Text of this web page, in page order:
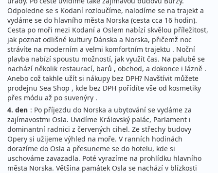
Odpoledne se s Kodaní rozloučíme, nalodíme se na trajekt a
vydáme se do hlavního města Norska (cesta cca 16 hodin).
Cesta po moři mezi Kodaní a Oslem nabízí skvělou příležitost,
jak poznat odlišné kultury Dánska a Norska, přičemž noc
strávíte na moderním a velmi komfortním trajektu . Noční
plavba nabízí spoustu možností, jak využít čas. Na palubě se
nachází několik restaurací, barů , obchod, a dokonce i lázně .
Anebo což takhle užít si nákupy bez DPH? Navštívit můžete
prodejnu Sea Shop , kde bez DPH pořídíte vše od kosmetiky
přes módu až po suvenýry .
4. den : Po příjezdu do Norska a ubytování se vydáme za
zajímavostmi Osla. Uvidíme Královský palác, Parlament i
dominantní radnici z červených cihel. Ze střechy budovy
Opery si užijeme výhled na moře. V ranních hodinách
dorazíme do Osla a přesuneme se do hotelu, kde si
uschováme zavazadla. Poté vyrazíme na prohlídku hlavního
města Norska. Většina památek Osla se nachází v blízkosti